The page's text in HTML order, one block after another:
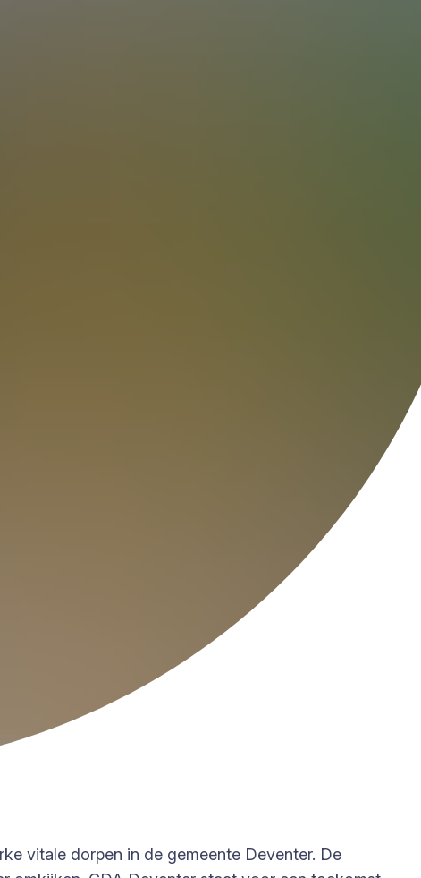
vitale dorpen in de gemeente Deventer. De